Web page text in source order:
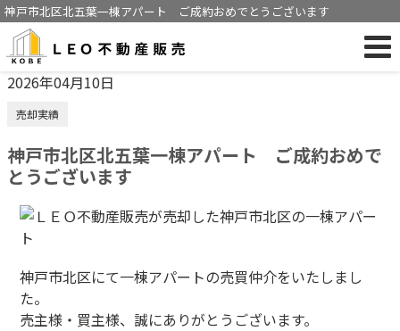
神戸市北区北五葉一棟アパート ご成約おめでとうございます
2026年04月10日
売却実績
神戸市北区北五葉一棟アパート ご成約おめで
とうございます
神戸市北区にて一棟アパートの売買仲介をいたしまし
た。
売主様・買主様、誠にありがとうございます。